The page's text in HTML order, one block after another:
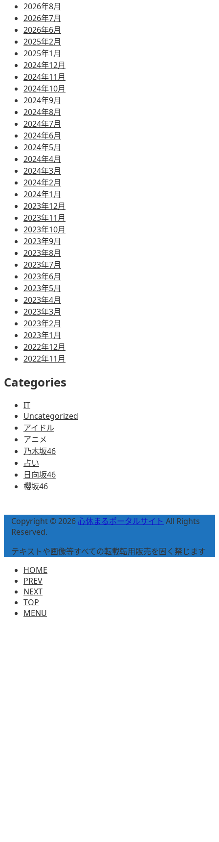
2026年8月
2026年7月
2026年6月
2025年2月
2025年1月
2024年12月
2024年11月
2024年10月
2024年9月
2024年8月
2024年7月
2024年6月
2024年5月
2024年4月
2024年3月
2024年2月
2024年1月
2023年12月
2023年11月
2023年10月
2023年9月
2023年8月
2023年7月
2023年6月
2023年5月
2023年4月
2023年3月
2023年2月
2023年1月
2022年12月
2022年11月
Categories
IT
Uncategorized
アイドル
アニメ
乃木坂46
占い
日向坂46
櫻坂46
Copyright © 2026心休まるポータルサイト All Rights
Reserved.
テキストや画像等すべての転載転用販売を固く禁じます
HOME
PREV
NEXT
TOP
MENU